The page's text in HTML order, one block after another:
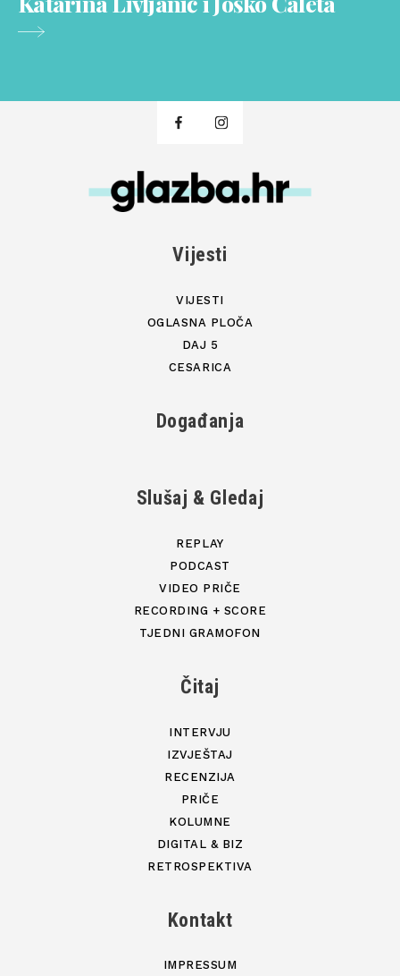
Vijesti
VIJESTI
OGLASNA PLOČA
DAJ 5
CESARICA
Događanja
Slušaj & Gledaj
REPLAY
PODCAST
VIDEO PRIČE
RECORDING + SCORE
TJEDNI GRAMOFON
Čitaj
INTERVJU
IZVJEŠTAJ
RECENZIJA
PRIČE
KOLUMNE
DIGITAL & BIZ
RETROSPEKTIVA
Kontakt
IMPRESSUM